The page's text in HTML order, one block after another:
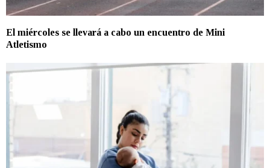
El miércoles se llevará a cabo un encuentro de Mini
Atletismo